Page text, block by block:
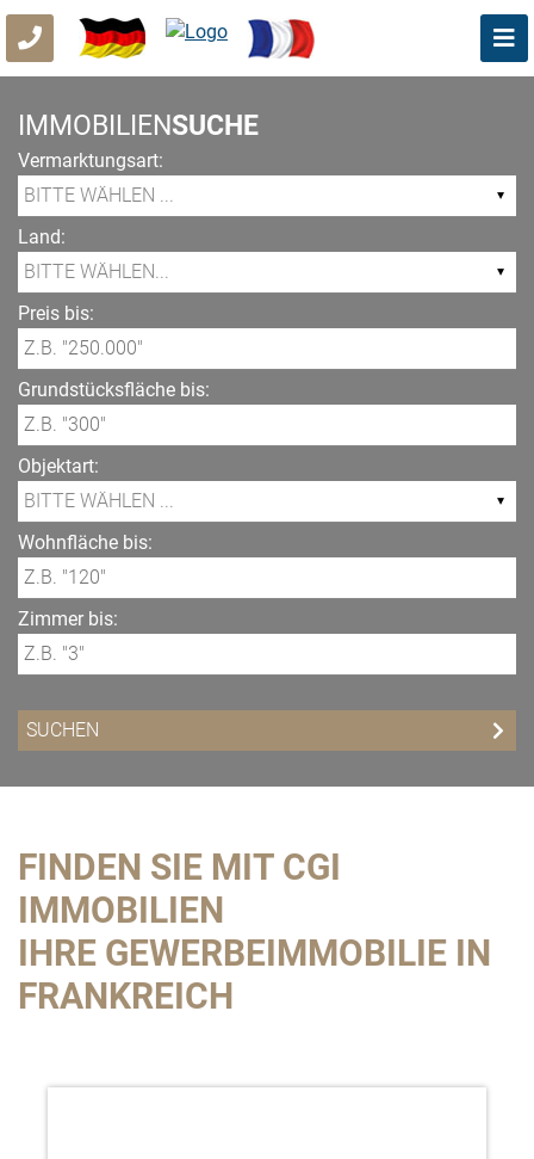
IMMOBILIENSUCHE
Vermarktungsart:
Land:
Preis bis:
Grundstücksfläche bis:
Objektart:
Wohnfläche bis:
Zimmer bis:
FINDEN SIE MIT CGI
IMMOBILIEN
IHRE GEWERBEIMMOBILIE IN
FRANKREICH